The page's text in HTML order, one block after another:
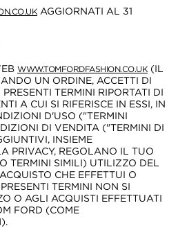
AGGIORNATI AL 31
WWW.TOMFORDFASHION.CO.UK (IL
UN ORDINE, ACCETTI DI
TERMINI RIPORTATI DI
A CUI SI RIFERISCE IN ESSI, IN
D'USO ("TERMINI
DI VENDITA ("TERMINI DI
INSIEME
PRIVACY, REGOLANO IL TUO
TERMINI SIMILI) UTILIZZO DEL
CHE EFFETTUI O
TERMINI NON SI
O AGLI ACQUISTI EFFETTUATI
FORD (COME